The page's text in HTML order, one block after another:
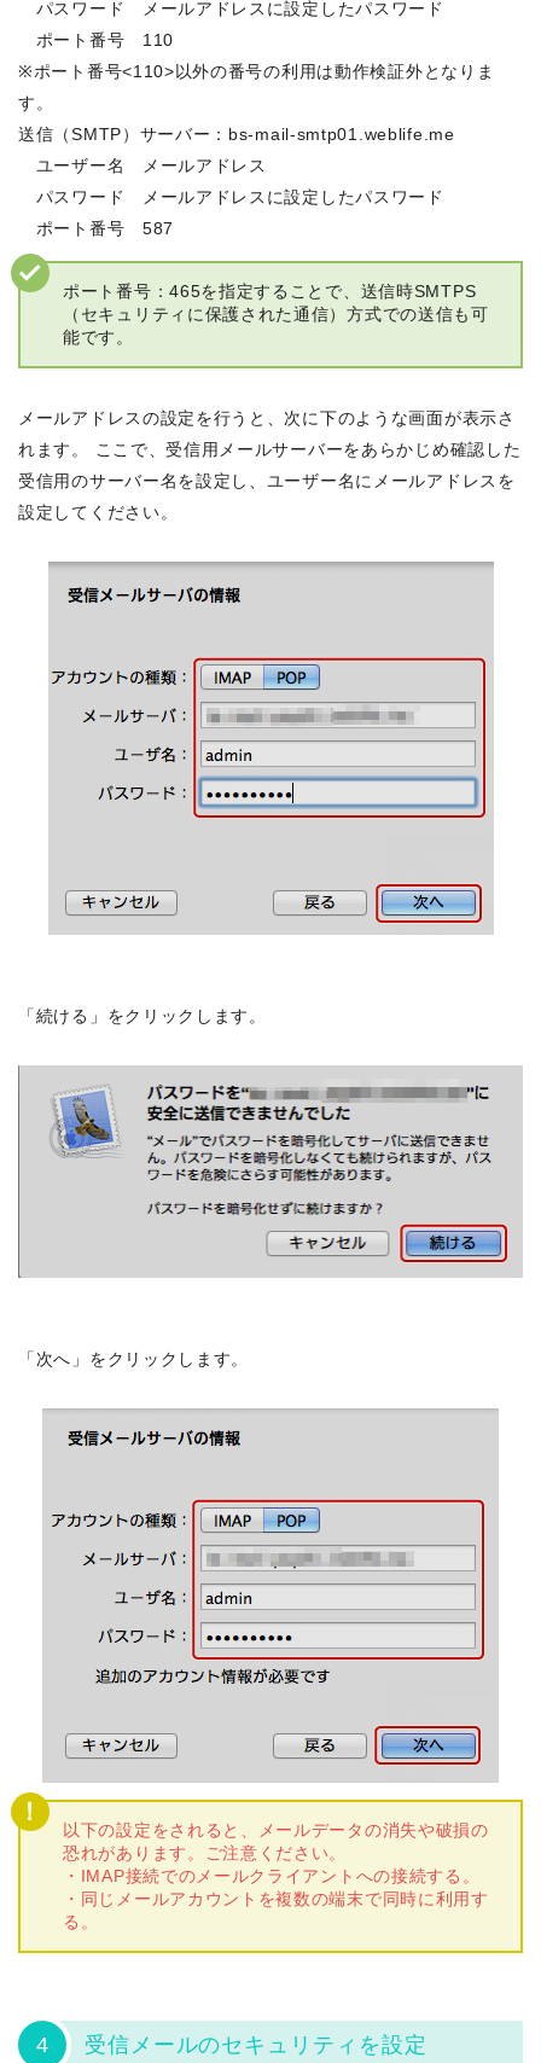
パスワード メールアドレスに設定したパスワード
ポート番号 110
※ポート番号<110>以外の番号の利用は動作検証外となりま
す。
送信（SMTP）サーバー：bs-mail-smtp01.weblife.me
ユーザー名 メールアドレス
パスワード メールアドレスに設定したパスワード
ポート番号 587
ポート番号：465を指定することで、送信時SMTPS
（セキュリティに保護された通信）方式での送信も可
能です。
メールアドレスの設定を行うと、次に下のような画面が表示さ
れます。 ここで、受信用メールサーバーをあらかじめ確認した
受信用のサーバー名を設定し、ユーザー名にメールアドレスを
設定してください。
「続ける」をクリックします。
「次へ」をクリックします。
以下の設定をされると、メールデータの消失や破損の
恐れがあります。ご注意ください。
・IMAP接続でのメールクライアントへの接続する。
・同じメールアカウントを複数の端末で同時に利用す
る。
4 受信メールのセキュリティを設定